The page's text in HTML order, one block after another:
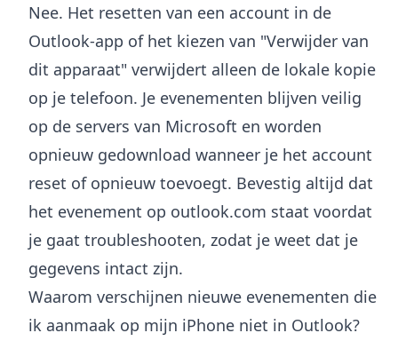
Nee. Het resetten van een account in de
Outlook-app of het kiezen van "Verwijder van
dit apparaat" verwijdert alleen de lokale kopie
op je telefoon. Je evenementen blijven veilig
op de servers van Microsoft en worden
opnieuw gedownload wanneer je het account
reset of opnieuw toevoegt. Bevestig altijd dat
het evenement op outlook.com staat voordat
je gaat troubleshooten, zodat je weet dat je
gegevens intact zijn.
Waarom verschijnen nieuwe evenementen die
ik aanmaak op mijn iPhone niet in Outlook?